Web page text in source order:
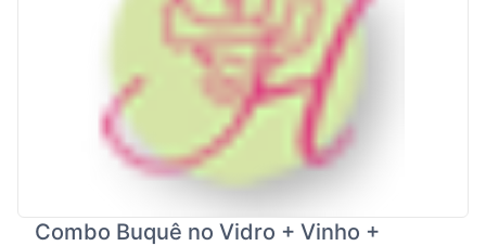
Combo Buquê no Vidro + Vinho +